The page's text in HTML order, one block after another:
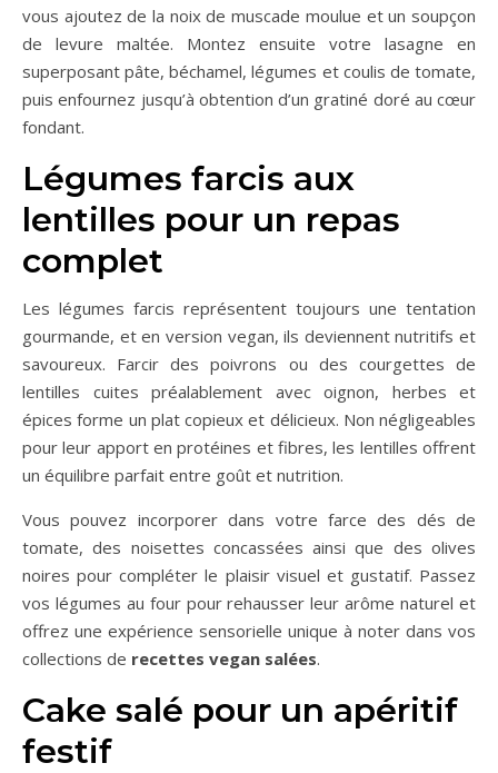
vous ajoutez de la noix de muscade moulue et un soupçon
de levure maltée. Montez ensuite votre lasagne en
superposant pâte, béchamel, légumes et coulis de tomate,
puis enfournez jusqu’à obtention d’un gratiné doré au cœur
fondant.
Légumes farcis aux
lentilles pour un repas
complet
Les légumes farcis représentent toujours une tentation
gourmande, et en version vegan, ils deviennent nutritifs et
savoureux. Farcir des poivrons ou des courgettes de
lentilles cuites préalablement avec oignon, herbes et
épices forme un plat copieux et délicieux. Non négligeables
pour leur apport en protéines et fibres, les lentilles offrent
un équilibre parfait entre goût et nutrition.
Vous pouvez incorporer dans votre farce des dés de
tomate, des noisettes concassées ainsi que des olives
noires pour compléter le plaisir visuel et gustatif. Passez
vos légumes au four pour rehausser leur arôme naturel et
offrez une expérience sensorielle unique à noter dans vos
collections de recettes vegan salées.
Cake salé pour un apéritif
festif